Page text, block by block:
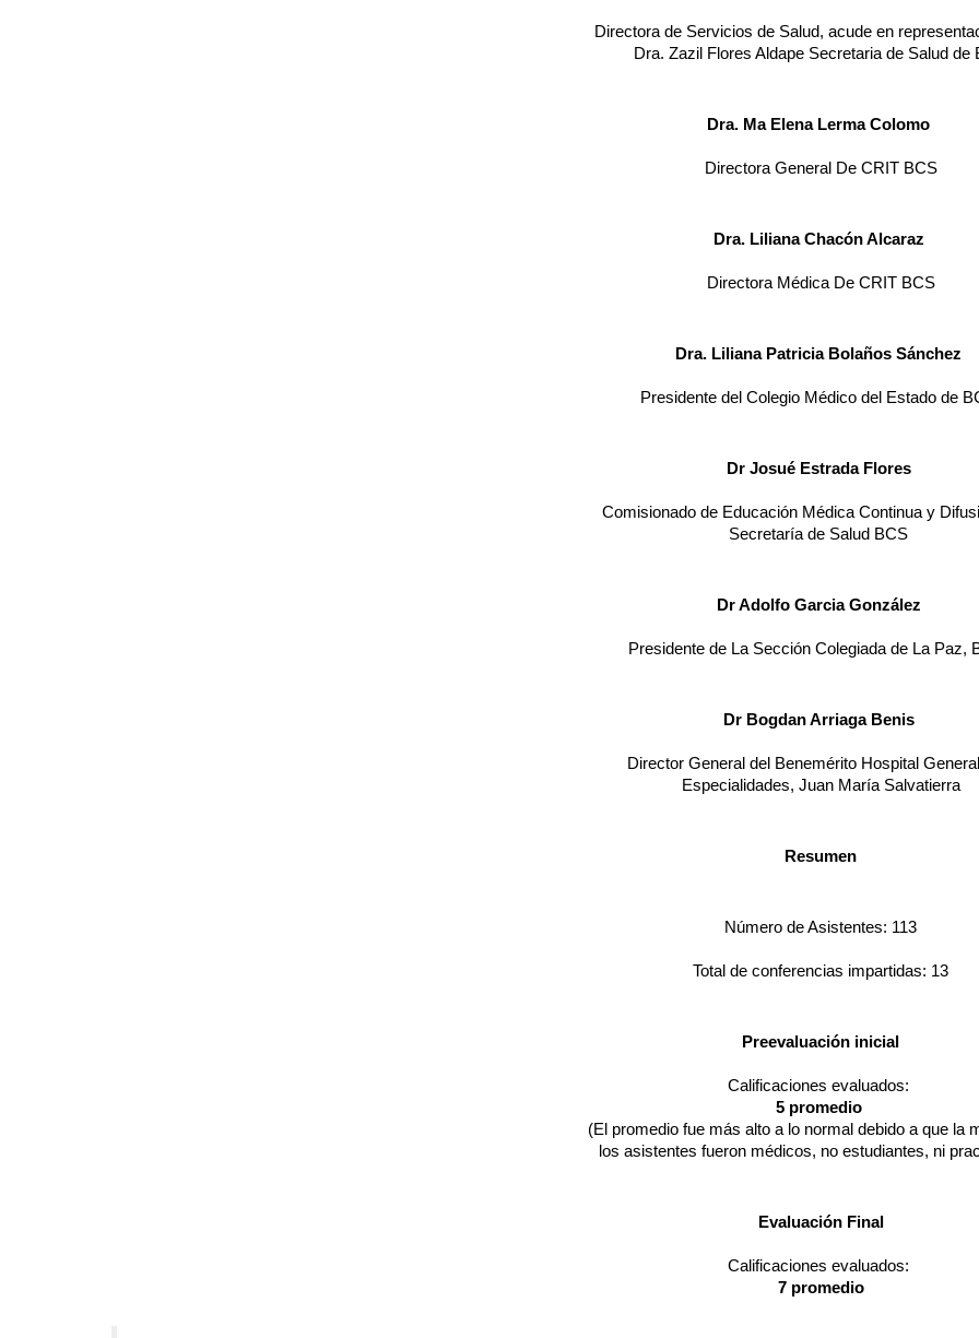
Dra. Zazil Flores Aldape Secretaria de Salud
				Dra. Ma Elena Lerma Colomo
				Directora General De CRIT BCS
				Dra. Liliana Chacón Alcaraz
				Directora Médica De CRIT BCS
				Dra. Liliana Patricia Bolaños Sánchez
Presidente del Colegio Médico del Estado de
				Dr Josué Estrada Flores
				Secretaría de Salud BCS
				Dr Adolfo Garcia González
Presidente de La Sección Colegiada de La Paz,
				Dr Bogdan Arriaga Benis
				Especialidades, Juan María Salvatierra
				Resumen
				Número de Asistentes: 113
				Total de conferencias impartidas: 13
				Preevaluación inicial
				Calificaciones evaluados:
				5 promedio
los asistentes fueron médicos, no estudiantes, ni
				Evaluación Final
				Calificaciones evaluados:
				7 promedio